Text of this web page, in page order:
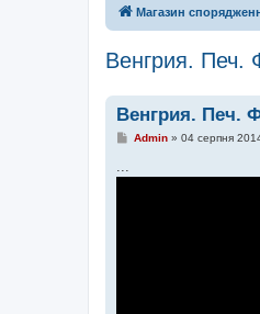
Магазин
Венгрия. Печ.
Венгрия. Печ.
П
і
Admin» 04 серпня